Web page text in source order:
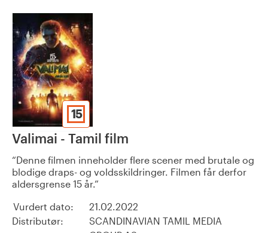
15
Valimai - Tamil film
Denne filmen inneholder flere scener med brutale og
blodige draps- og voldsskildringer. Filmen får derfor
aldersgrense 15 år.
Vurdert dato:
21.02.2022
Distributør:
SCANDINAVIAN TAMIL MEDIA